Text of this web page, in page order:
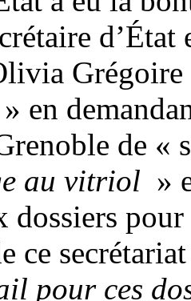
d’État
Grégoire
» en
de «
au vitriol »
dossiers
ce
pour ces